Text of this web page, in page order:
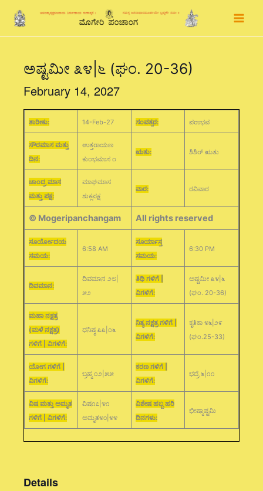
content
ಅಷ್ಟಮೀ ೩೪|೬ (ಘಂ. 20-36)
February 14, 2027
ತಾರೀಕು: 14-Feb-27 ಸಂವತ್ಸರ: ಪರಾಭವ
ಸೌರಮಾಸ ಮತ್ತು
ದಿನ:
ಉತ್ತರಾಯಣ
ಕುಂಭಮಾಸ ೧
ಋತು: ಶಿಶಿರ್ ಋತು
ಚಾಂದ್ರ ಮಾಸ
ಮತ್ತು ಪಕ್ಷ:
ಮಾಘಮಾಸ
ಶುಕ್ಲಪಕ್ಷ
ವಾರ: ರವಿವಾರ
© Mogeripanchangam All rights reserved
ಸೂರ್ಯೋದಯ
ಸಮಯ:
6:58 AM
ಸೂರ್ಯಾಸ್ತ
ಸಮಯ:
6:30 PM
ದಿವಮಾನ:
ದಿವಮಾನ ೨೮|
೫೨
ತಿಥಿ ಗಳಿಗೆ |
ವಿಗಳಿಗೆ:
ಅಷ್ಟಮೀ ೩೪|೬
(ಘಂ. 20-36)
ಮಹಾ ನಕ್ಷತ್ರ
(ಮಳೆ ನಕ್ಷತ್ರ)
ಗಳಿಗೆ | ವಿಗಳಿಗೆ:
ಧನಿಷ್ಠ ೩೩|೧೬
ನಿತ್ಯ ನಕ್ಷತ್ರ ಗಳಿಗೆ |
ವಿಗಳಿಗೆ:
ಕೃತಿಕಾ ೪೬|೨೯
(ಘಂ.25-33)
ಯೋಗ ಗಳಿಗೆ |
ವಿಗಳಿಗೆ:
ಬ್ರಹ್ಮ ೧೨|೫೫
ಕರಣ ಗಳಿಗೆ |
ವಿಗಳಿಗೆ:
ಭದ್ರೆ ೬|೧೧
ವಿಷ ಮತ್ತು ಅಮೃತ
ಗಳಿಗೆ | ವಿಗಳಿಗೆ:
ವಿಷ೧೭|೪೧
ಅಮೃತ೪೦|೪೪
ವಿಶೇಷ ಹಬ್ಬ ಹರಿ
ದಿನಗಳು:
ಭೀಷ್ಮಾಷ್ಟಮಿ
Details